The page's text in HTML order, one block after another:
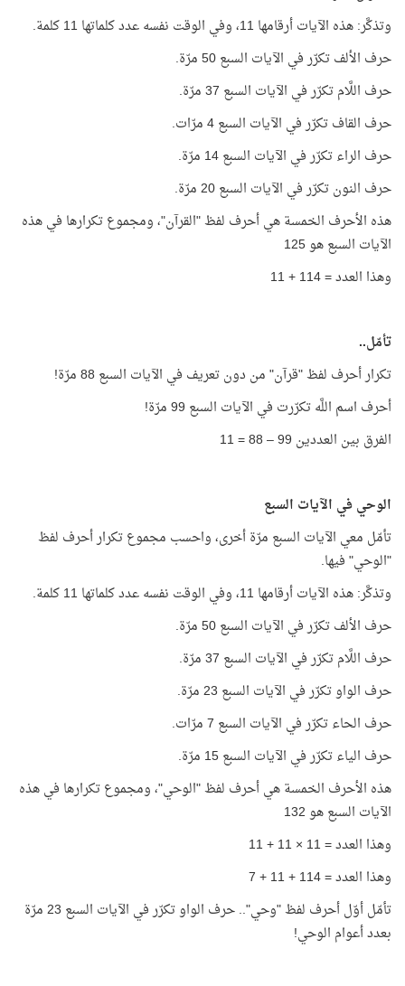
وتذكَّر: هذه الآيات أرقامها 11، وفي الوقت نفسه عدد كلماتها 11 كلمة.
حرف الألف تكرّر في الآيات السبع 50 مرّة.
حرف اللَّام تكرّر في الآيات السبع 37 مرّة.
حرف القاف تكرّر في الآيات السبع 4 مرّات.
حرف الراء تكرّر في الآيات السبع 14 مرّة.
حرف النون تكرّر في الآيات السبع 20 مرّة.
هذه الأحرف الخمسة هي أحرف لفظ "القرآن"، ومجموع تكرارها في هذه
الآيات السبع هو 125
وهذا العدد = 114 + 11
تأمّل..
تكرار أحرف لفظ "قرآن" من دون تعريف في الآيات السبع 88 مرّة!
أحرف اسم اللَّه تكرّرت في الآيات السبع 99 مرّة!
الفرق بين العددين 99 – 88 = 11
الوحي في الآيات السبع
تأمّل معي الآيات السبع مرّة أخرى، واحسب مجموع تكرار أحرف لفظ
"الوحي" فيها.
وتذكَّر: هذه الآيات أرقامها 11، وفي الوقت نفسه عدد كلماتها 11 كلمة.
حرف الألف تكرّر في الآيات السبع 50 مرّة.
حرف اللَّام تكرّر في الآيات السبع 37 مرّة.
حرف الواو تكرّر في الآيات السبع 23 مرّة.
حرف الحاء تكرّر في الآيات السبع 7 مرّات.
حرف الياء تكرّر في الآيات السبع 15 مرّة.
هذه الأحرف الخمسة هي أحرف لفظ "الوحي"، ومجموع تكرارها في هذه
الآيات السبع هو 132
وهذا العدد = 11 × 11 + 11
وهذا العدد = 114 + 11 + 7
تأمّل أوّل أحرف لفظ "وحي".. حرف الواو تكرّر في الآيات السبع 23 مرّة
بعدد أعوام الوحي!